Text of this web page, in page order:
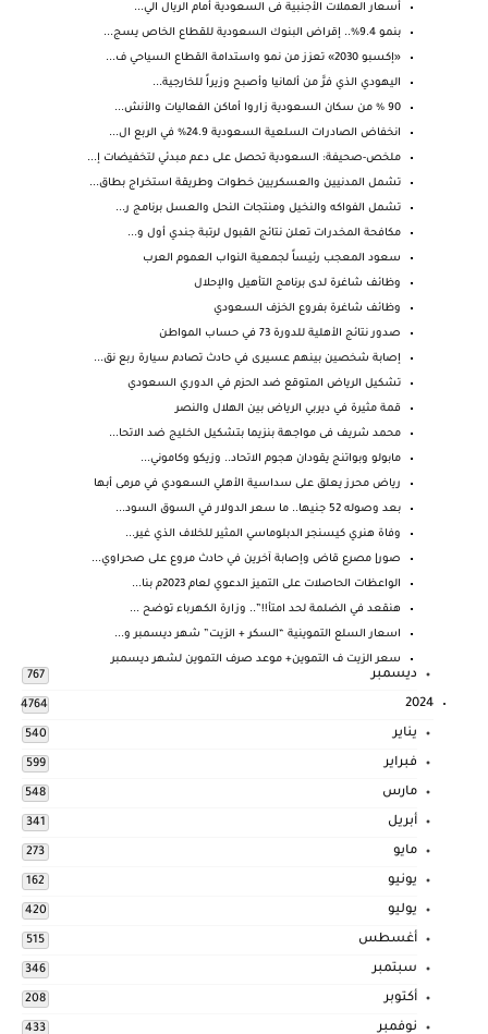
أسعار العملات الأجنبية فى السعودية أمام الريال الي...
بنمو 9.4%.. إقراض البنوك السعودية للقطاع الخاص يسج...
«إكسبو 2030» تعزز من نمو واستدامة القطاع السياحي ف...
اليهودي الذي فرَّ من ألمانيا وأصبح وزيراً للخارجية...
90 % من سكان السعودية زاروا أماكن الفعاليات والأنش...
انخفاض الصادرات السلعية السعودية 24.9% في الربع ال...
ملخص-صحيفة: السعودية تحصل على دعم مبدئي لتخفيضات إ...
تشمل المدنيين والعسكريين خطوات وطريقة استخراج بطاق...
تشمل الفواكه والنخيل ومنتجات النحل والعسل برنامج ر...
مكافحة المخدرات تعلن نتائج القبول لرتبة جندي أول و...
سعود المعجب رئيساً لجمعية النواب العموم العرب
وظائف شاغرة لدى برنامج التأهيل والإحلال
وظائف شاغرة بفروع الخزف السعودي
صدور نتائج الأهلية للدورة 73 في حساب المواطن
إصابة شخصين بينهم عسيرى في حادث تصادم سيارة ربع نق...
تشكيل الرياض المتوقع ضد الحزم في الدوري السعودي
قمة مثيرة في ديربي الرياض بين الهلال والنصر
محمد شريف فى مواجهة بنزيما بتشكيل الخليج ضد الاتحا...
مابولو وبواتنج يقودان هجوم الاتحاد.. وزيكو وكاموني...
رياض محرز يعلق على سداسية الأهلي السعودي في مرمى أبها
بعد وصوله 52 جنيها.. ما سعر الدولار في السوق السود...
وفاة هنري كيسنجر الدبلوماسي المثير للخلاف الذي غير...
صور| مصرع قاض وإصابة آخرين في حادث مروع على صحراوي...
الواعظات الحاصلات على التميز الدعوي لعام 2023م بنا...
هنقعد في الضلمة لحد امتأ!!”.. وزارة الكهرباء توضح ...
اسعار السلع التموينية “السكر + الزيت” شهر ديسمبر و...
سعر الزيت ف التموين+ موعد صرف التموين لشهر ديسمبر
ديسمبر 767
2024
4764
يناير 540
فبراير 599
مارس 548
أبريل 341
مايو 273
يونيو 162
يوليو 420
أغسطس 515
سبتمبر 346
أكتوبر 208
نوفمبر 433